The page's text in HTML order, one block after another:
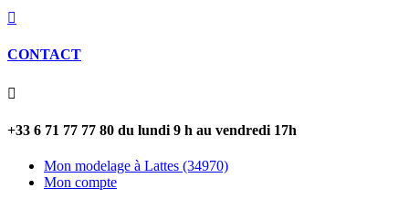

CONTACT

+33 6 71 77 77 80 du lundi 9 h au vendredi 17h
Mon modelage à Lattes (34970)
Mon compte